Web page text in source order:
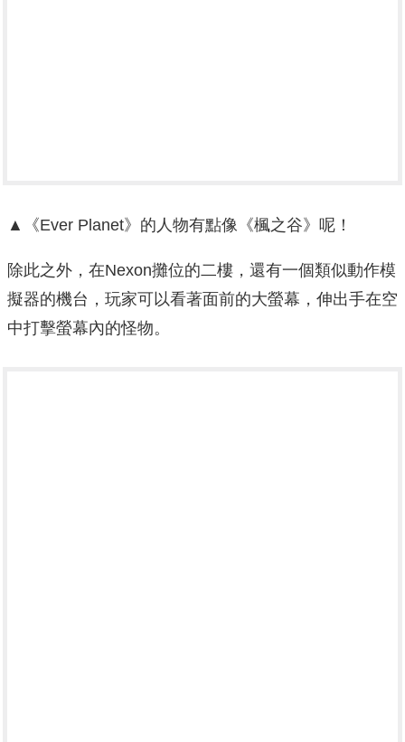
▲《Ever Planet》的人物有點像《楓之谷》呢！
除此之外，在Nexon攤位的二樓，還有一個類似動作模
擬器的機台，玩家可以看著面前的大螢幕，伸出手在空
中打擊螢幕內的怪物。